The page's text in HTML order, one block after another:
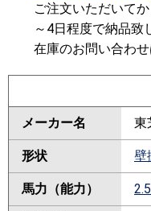
ご注文いただいて
～4日程度で納品致
在庫のお問い合わせ
メーカー名 東
形状 壁
馬力（能力）